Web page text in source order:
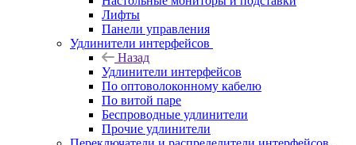
Лифты
Панели управления
Удлинители интерфейсов
Назад
Удлинители интерфейсов
По оптоволоконному кабелю
По витой паре
Беспроводные удлинители
Прочие удлинители